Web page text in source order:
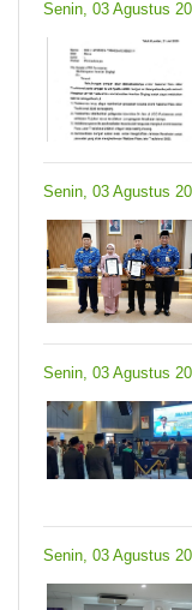
Senin, 03 Agustus
Senin, 03 Agustus
Senin, 03 Agustus
Senin, 03 Agustus